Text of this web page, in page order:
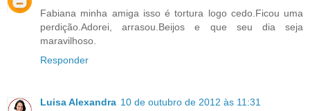
Fabiana minha amiga isso é tortura logo cedo.Ficou uma
perdição.Adorei, arrasou.Beijos e que seu dia seja
maravilhoso.
Responder
Luisa Alexandra 10 de outubro de 2012 às 11:31